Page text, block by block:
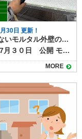
30日 更新！
凹凸がないモルタル外壁の色選び＋仕上げ方で個性を出す方法
2026年7月３０日 公開 モルタル外壁は、サイディングのような規格模様や凹凸がなく、フラットでシンプルな外壁面が特徴です。 そのため、外壁塗装で色を決める際には、選び方によって印象が大きく変わります。 しかし、色だけで雰囲気を作ろうとすると、どうしても一般的で似通った仕上がりになりがちです。そこで、モルタル外壁ならではの特性を生かし、色選びと仕上げ方法を組み合わせることで、個性的かつ長く愛せる唯一無二の仕上がりにすることが可能です。 目次モルタル外壁の色選びのポイント色選びだけでは単調になりやすい理由柄や仕上げ方法をプラスするアイデアモルタル外壁の塗装も塗り達にお任せください！ モルタル外壁の色選びのポイント まず大前提として、モルタル外壁は表面が平らなため、光の当たり方や陰影による立体感が出にくい傾向があります。窯業系サイディングなどの場合、表面に複雑な模様な凹凸があり、モルタルとは違った雰囲気があります。 #gallery-3 { margin: auto; } #gallery-3 .gallery-item { float: left; margin-top: 10px; text-align: center; width: 50%; } #gallery-3 img { border: 2px solid #cfcfcf; } #gallery-3 .gallery-caption { margin-left: 0; } /* see gallery_shortcode() in wp-includes/media.php */ モルタル そのため、淡い色の場合はシンプルさが際立ち、濃い色の場合は面の広がりが強調されます。 モルタル塗装の人気色としては、ホワイト、ライトグレー、ベージュなどのナチュラル系が多く選ばれますが、近年流行しているダーク系の濃いネイビーやダークグレーを採用することで、スタイリッシュな雰囲気にもできます。 ただし、モルタル外壁は色ムラや汚れが目立ちやすいため、耐候性・防汚性の高い塗料を選び、色あせリスクも踏まえた色決定が重要です。 色選びだけでは単調になりやすい理由 サイディングは木目調や石目調などの模様があり、単色塗りでも変化を感じやすい素材です。 一方、モルタル外壁は表面に模様がないため、単色の塗装だと平板な印象になりやくなっています。特にパステルカラーや無彩色は、個性を出すのが難しい傾向があります。 柄や仕上げ方法をプラスするアイデア モルタル外壁の塗装では色選びに加えて、仕上げに個性を加える方法として、以下のような工法があります。 吹き付け仕上げ：リシンやスタッコなど、塗装時に粒状感や凹凸をつける方法。光の反射や陰影で表情が豊かになります。 ローラー模様：マスチックローラーを使ってパターンを作ることで、単色でも立体感が出ます。。 左官風仕上げ：コテで模様をつけることで、手仕事の温かみが加わります。 これらを取り入れると、色選びだけでは出せない個性や高級感を演出できます。 #gallery-4 { margin: auto; } #gallery-4 .gallery-item { float: left; margin-top: 10px; text-align: center; width: 20%; } #gallery-4 img { border: 2px solid #cfcfcf; } #gallery-4 .gallery-caption { margin-left: 0; } /* see gallery_shortcode() in wp-includes/media.php */ モルタル外壁の塗装も塗り達にお任せください！ モルタル外壁は凹凸や模様がないぶん、色選びを間違えると平凡になりやすい素材です。 しかし、吹き付けやローラー模様などの仕上げ方法を組み合わせることで、世界にひとつだけの外観に仕上げることが可能です。外壁塗装を検討する際は、色だけでなく「仕上げのデザイン」も一緒にプランニングすることが、理想の住まい作りにつながります。 モルタル外壁の色選びや仕上げ方法のご相談は、実績豊富な塗り達にお任せください！
MORE